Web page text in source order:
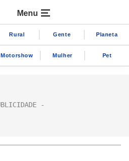
Menu
Rural Gente Planeta
Motorshow Mulher Pet